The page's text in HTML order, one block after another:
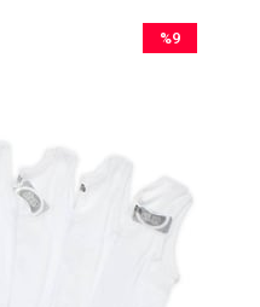
%9